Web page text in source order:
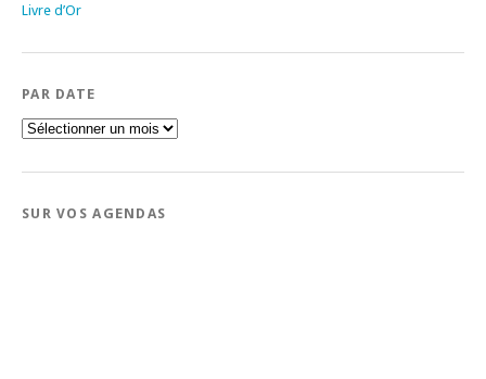
Livre d’Or
PAR DATE
Par
date
SUR VOS AGENDAS